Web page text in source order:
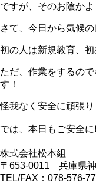
ですが、そのお陰か
さて、今日から気候
初の人は新規教育、
ただ、作業をするの
す！
怪我なく安全に頑張り
では、本日もご安全に
株式会社松本組
〒653-0011 兵庫県神
TEL/FAX：078-576-